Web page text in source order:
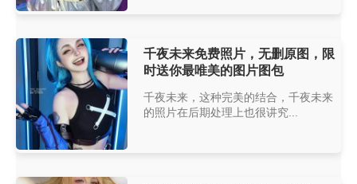
千夜未来免费照片，无删原图，限
时送你最唯美的图片图包
千夜未来，这种完美的结合，千夜未来
的照片在后期处理上也很讲究...